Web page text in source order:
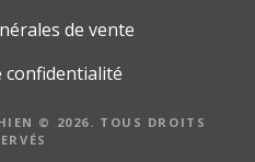
de vente
confidentialité
© 2026. TOUS DROITS